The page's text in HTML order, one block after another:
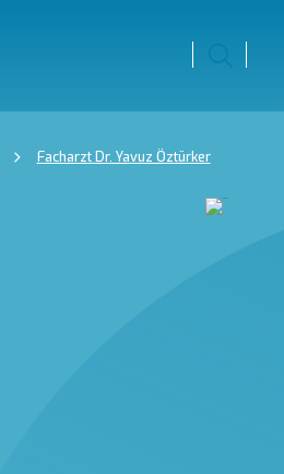
Facharzt Dr. Yavuz Öztürker